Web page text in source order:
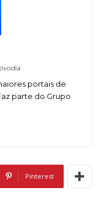
portais de
parte do Grupo
Pinterest